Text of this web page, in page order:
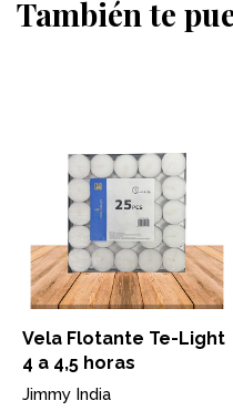
También te
Vela Flotante Te-Light
4 a 4,5 horas
Jimmy India